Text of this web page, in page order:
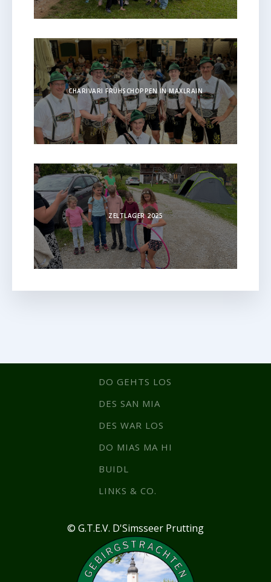
CHARIVARI FRÜHSCHOPPEN IN MAXLRAIN
ZELTLAGER 2025
DO GEHTS LOS
DES SAN MIA
DES WAR LOS
DO MIAS MA HI
BUIDL
LINKS & CO.
© G.T.E.V. D'Simsseer Prutting